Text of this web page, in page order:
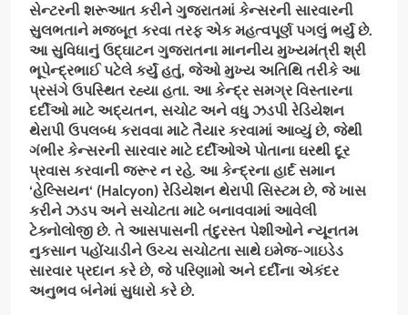
સેન્ટરની શરૂઆત કરીને ગુજરાતમાં કેન્સરની સારવારની
સુલભતાને મજબૂત કરવા તરફ એક મહત્વપૂર્ણ પગલું ભર્યું છે.
આ સુવિધાનું ઉદ્ઘાટન ગુજરાતના માનનીય મુખ્યમંત્રી શ્રી
ભૂપેન્દ્રભાઈ પટેલે કર્યું હતું, જેઓ મુખ્ય અતિથિ તરીકે આ
પ્રસંગે ઉપસ્થિત રહ્યા હતા. આ કેન્દ્ર સમગ્ર વિસ્તારના
દર્દીઓ માટે અદ્યતન, સચોટ અને વધુ ઝડપી રેડિયેશન
થેરાપી ઉપલબ્ધ કરાવવા માટે તૈયાર કરવામાં આવ્યું છે, જેથી
ગંભીર કેન્સરની સારવાર માટે દર્દીઓએ પોતાના ઘરથી દૂર
પ્રવાસ કરવાની જરૂર ન રહે. આ કેન્દ્રના હાર્દ સમાન
‘હેલ્સિયન‘ (Halcyon) રેડિયેશન થેરાપી સિસ્ટમ છે, જે ખાસ
કરીને ઝડપ અને સચોટતા માટે બનાવવામાં આવેલી
ટેક્નોલોજી છે. તે આસપાસની તંદુરસ્ત પેશીઓને ન્યૂનતમ
નુકસાન પહોંચાડીને ઉચ્ચ સચોટતા સાથે ઇમેજ-ગાઇડેડ
સારવાર પ્રદાન કરે છે, જે પરિણામો અને દર્દીના એકંદર
અનુભવ બંનેમાં સુધારો કરે છે.